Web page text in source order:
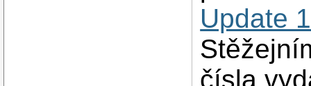
Update
čísla